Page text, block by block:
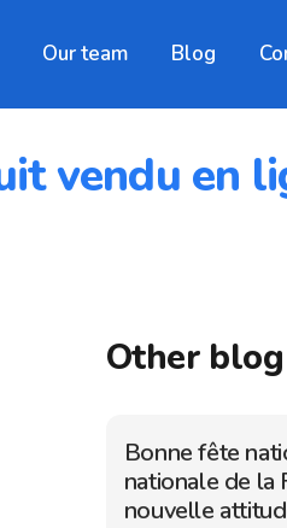
Our team Blog
vendu en
Other
Bonne fête
nationale de la
nouvelle